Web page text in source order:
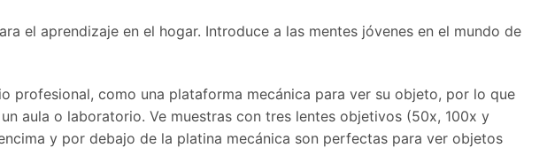
el aprendizaje en el hogar. Introduce a las mentes jóvenes en el mundo de
profesional, como una plataforma mecánica para ver su objeto, por lo que
aula o laboratorio. Ve muestras con tres lentes objetivos (50x, 100x y
y por debajo de la platina mecánica son perfectas para ver objetos